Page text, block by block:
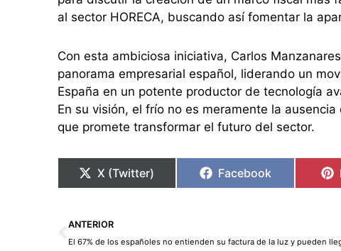
al sector HORECA, buscando así fomentar la
Con esta ambiciosa iniciativa, Carlos
panorama empresarial español, liderando un
España en un potente productor de tecnología
En su visión, el frío no es meramente la
que promete transformar el futuro del sector.
X (Twitter) Facebook
Ant
ANTERIOR